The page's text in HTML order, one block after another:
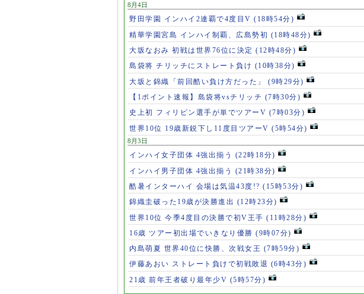
8月4日
野田学園 インハイ2連覇で4度目V (18時54分)
精華学園宮島 インハイ制覇、広島勢初 (18時48分)
大坂なおみ 初戦は世界76位に決定 (12時48分)
島袋将 チリッチにストレート負け (10時38分)
大坂と錦織「前回酷い負け方だった」 (9時29分)
【1ポイント速報】島袋将vsチリッチ (7時30分)
史上初 フィリピン選手が単でツアーV (7時03分)
世界10位 19歳新鋭下し11度目ツアーV (5時54分)
8月3日
インハイ女子団体 4強出揃う (22時18分)
インハイ男子団体 4強出揃う (21時38分)
酷暑インターハイ 会場は気温43度!? (15時53分)
錦織圭破った19歳が決勝進出 (12時23分)
世界10位 今季4度目の決勝で初V王手 (11時28分)
16歳 ツアー初出場でいきなり優勝 (9時07分)
内島萌夏 世界40位に快勝、次戦女王 (7時59分)
伊藤あおい ストレート負けで初戦敗退 (6時43分)
21歳 前年王者破り最年少V (5時57分)